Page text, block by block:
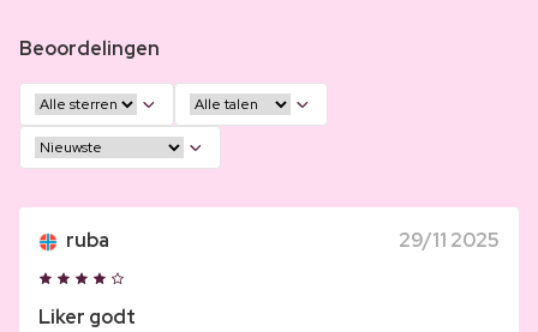
Beoordelingen
ruba 29/11 2025
Liker godt